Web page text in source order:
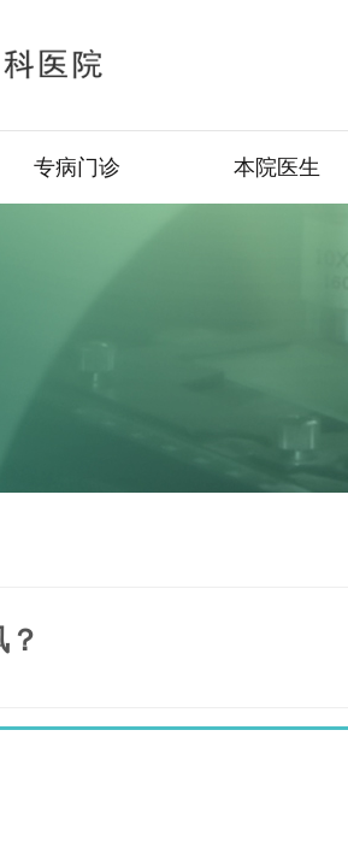
专病门诊 本院医生